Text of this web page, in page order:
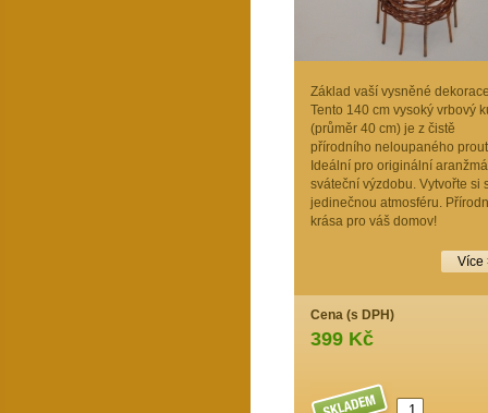
Základ vaší vysněné
Tento 140 cm vysoký vrbový
(průměr 40 cm) je z čistě
přírodního neloupaného
Ideální pro originální
sváteční výzdobu. Vytvořte si
jedinečnou atmosféru.
krása pro váš domov!
Více
Cena (s DPH)
399 Kč